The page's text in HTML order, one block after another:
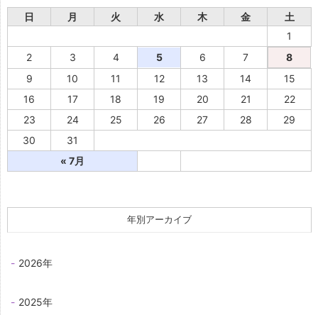
日
月 火 水 木 金 土
« 7月
1
2
3 4 5 6 7
8
9
10 11 12 13 14
15
16
17 18 19 20 21
22
23
24 25 26 27 28
29
30
31
年別アーカイブ
2026年
2025年